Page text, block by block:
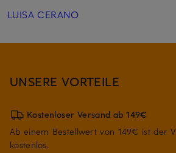
LUISA CERANO
UNSERE VORTEILE
Kostenloser Versand ab 149€
Ab einem Bestellwert von 149€ ist der
kostenlos.